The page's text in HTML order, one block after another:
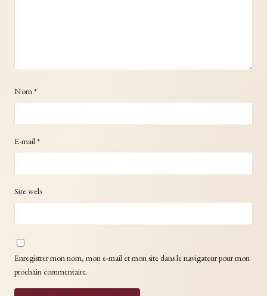
Nom*
E-mail*
Site web
Enregistrer mon nom, mon e-mail et mon site dans le navigateur pour mon
prochain commentaire.